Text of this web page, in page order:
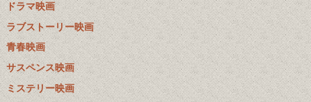
ドラマ映画
ラブストーリー映画
青春映画
サスペンス映画
ミステリー映画